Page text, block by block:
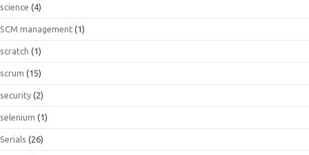
science (4)
SCM management (1)
scratch (1)
scrum (15)
security (2)
selenium (1)
Serials (26)